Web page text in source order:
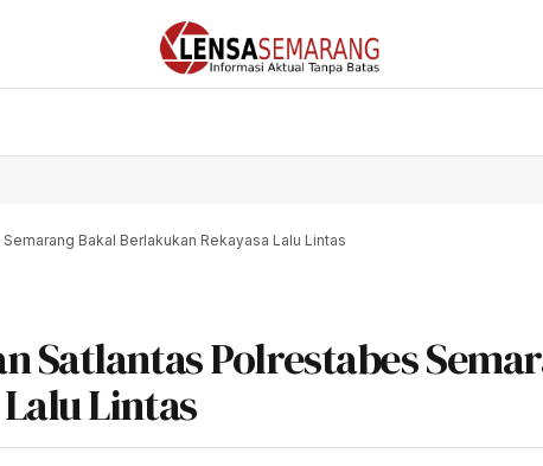
Bakal Berlakukan Rekayasa Lalu Lintas
Satlantas Polrestabes
Lintas